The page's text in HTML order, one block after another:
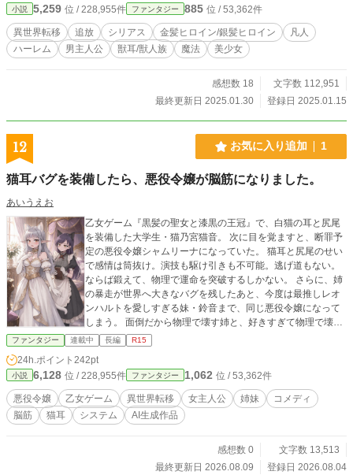
小説 5,259 位 / 228,955件 ファンタジー 885 位 / 53,362件
異世界転移 追放 シリアス 金髪ヒロイン/銀髪ヒロイン
凡人
ハーレム
男主人公 獣耳/獣人族 魔法 美少女
感想数 18
文字数 112,951
最終更新日 2025.01.30
登録日 2025.01.15
12 お気に入り追加 1
猫耳バグを装備したら、悪役令嬢が脳筋になりました。
あいうえお
乙女ゲーム『黒髪の聖女と漆黒の王冠』で、白猫の耳と尻尾
を装備した大学生・猫乃宮猫音。 次に目を覚ますと、断罪予
定の悪役令嬢シャムリーナになっていた。 猫耳と尻尾のせい
で感情は筒抜け。演技も駆け引きも不可能。逃げ道もない。
ならば鍛えて、物理で運命を突破するしかない。 さらに、姉
の暴走が世界へ大きなバグを残したあと、今度は最推しレオ
ンハルトを愛しすぎる妹・鈴音まで、同じ悪役令嬢になって
しまう。 面倒だから物理で壊す姉と、好きすぎて物理で壊す
妹。 方向性の違う脳筋姉妹の暴走に、完璧な王子も、攻略対
象も、世界のシナリオさえ崩れ始める。 何百回も繰り返され
てきた乙女ゲームは、やがて誰も知らないエンディングへ―
―。 猫耳×悪役令嬢×脳筋姉妹の、コメディホラー・ファンタ
ジー。
ファンタジー 連載中 長編 R15
24h.ポイント 242pt
小説 6,128 位 / 228,955件 ファンタジー 1,062 位 / 53,362件
悪役令嬢 乙女ゲーム 異世界転移 女主人公 姉妹
コメディ
脳筋
猫耳 システム AI生成作品
感想数 0
文字数 13,513
最終更新日 2026.08.09
登録日 2026.08.04